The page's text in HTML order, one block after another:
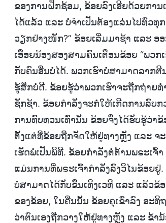
ຂອງການຝຶກຊ້ອມ, ຂ້ອຍລົງເອີຍດ້ວຍກາ
ໄດ້ແລ້ວ ແລະ ບໍ່ຈຳເປັນຕ້ອງແລ່ນໄປທົ່ວ
ວຽກຢ່າງໜັກ?” ຂ້ອຍເລີ່ມມາຊ້າ ແລະ
ເອື້ອຍນ້ອງສອງສາມຄົນເຕືອນຂ້ອຍ “ພວ
ກັບຄົນອື່ນບໍ່ໄດ້. ພວກເຮົາບໍ່ສາມາດລາກ
ຮູ້ສຶກບໍ່ດີ. ຂ້ອຍຮູ້ວ່າພວກເຮົາຈະຖືກຖ່າຍ
ຊັກຊ້າ. ຂ້ອຍກຳລັງຈະກໍ່ໃຫ້ເກີດການລົບ
ການທົບທວນເທົ່ານັ້ນ ຂ້ອຍຈຶ່ງໄດ້ຮັບຮູ້ວ່
ຕັ້ງແຕ່ທີ່ຂ້ອຍຖືກຈັດໃຫ້ຢູ່ທາງຫຼັງ ແລະ ຈ
ເຮັດພໍເປັນພິທີ. ຂ້ອຍກຳລັງຕໍ່ຕ້ານພຣະເຈົ້
ແມ່ນການທີ່ພຣະເຈົ້າກຳລັງລົງວິໄນຂ້ອຍ
ບໍ່ສາມາດໄດ້ກັບຂຶ້ນເທິງເວທີ ແລະ ແລ້ວຂ້
ຂອງຂ້ອຍ, ໃນຄືນນັ້ນ ຂ້ອຍຄຸເຂົ່າລົງ ອະທິ
ວ່າຕົນເອງຖືກວາງໃຫ້ຢູ່ທາງຫຼັງ ແລະ ຂ້